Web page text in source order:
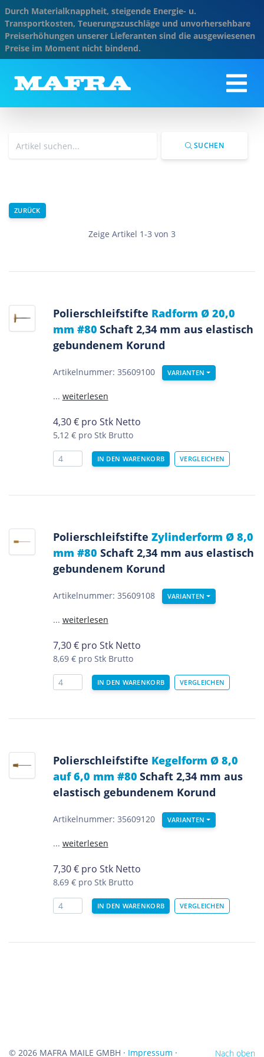
Durch Materialknappheit, steigende Energie- u.
Transportkosten, Teuerungszuschläge und unvorhersehbare
Preiserhöhungen unserer Lieferanten sind die ausgewiesenen
Preise im Moment nicht bindend.
SUCHEN
ZURÜCK
Zeige Artikel 1-3 von 3
Polierschleifstifte Radform Ø 20,0
mm #80 Schaft 2,34 mm aus elastisch
gebundenem Korund
Artikelnummer: 35609100 VARIANTEN
... weiterlesen
4,30€ pro Stk Netto
5,12 € pro Stk Brutto
Polierschleifstifte Zylinderform Ø 8,0
mm #80 Schaft 2,34 mm aus elastisch
gebundenem Korund
Artikelnummer: 35609108 VARIANTEN
... weiterlesen
7,30€ pro Stk Netto
8,69 € pro Stk Brutto
Polierschleifstifte Kegelform Ø 8,0
auf 6,0 mm #80 Schaft 2,34 mm aus
elastisch gebundenem Korund
Artikelnummer: 35609120 VARIANTEN
... weiterlesen
7,30€ pro Stk Netto
8,69 € pro Stk Brutto
Nach oben
© 2026 MAFRA MAILE GMBH · Impressum ·